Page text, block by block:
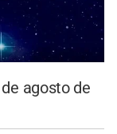
agosto de